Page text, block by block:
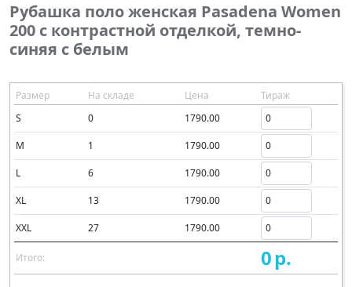
Рубашка поло женская Pasadena Women
200 с контрастной отделкой, темно-
синяя с белым
Размер На складе Цена
Тираж
S
0 1790.00
M 1 1790.00
L 6 1790.00
XL 13 1790.00
XXL 27 1790.00
Итого: 0р.